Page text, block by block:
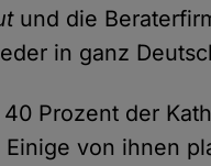
und die
in ganz
Prozent der
von ihnen